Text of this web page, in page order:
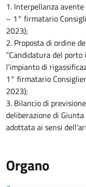
1. Interpellanza
– 1° firmatario
2023);
2. Proposta di ordine
“Candidatura del
l’impianto di
1° firmatario
2023);
3. Bilancio di
deliberazione di
adottata ai sensi
Organo